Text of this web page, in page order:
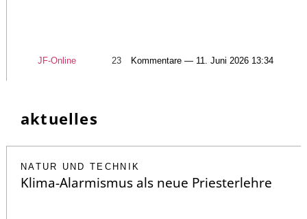
JF-Online 23 Kommentare — 11. Juni 2026 13:34
aktuelles
NATUR UND TECHNIK
Klima-Alarmismus als neue Priesterlehre